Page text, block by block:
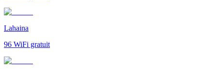
Lahaina
96 WiFi gratuit